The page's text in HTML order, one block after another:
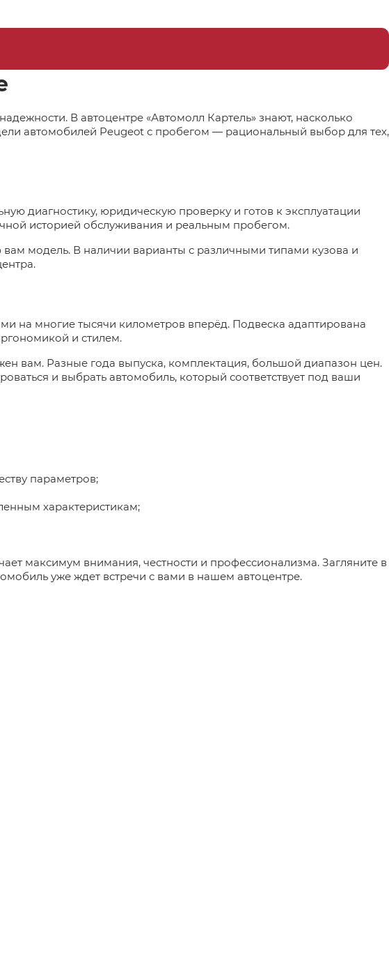
В автоцентре «Автомолл Картель» знают, насколько
автомобилей Peugeot с пробегом — рациональный выбор для тех,
диагностику, юридическую проверку и готов к эксплуатации
историей обслуживания и реальным пробегом.
модель. В наличии варианты с различными типами кузова и
на многие тысячи километров вперёд. Подвеска адаптирована
и стилем.
вам. Разные года выпуска, комплектация, большой диапазон цен.
и выбрать автомобиль, который соответствует под ваши
параметров;
характеристикам;
максимум внимания, честности и профессионализма. Загляните в
уже ждет встречи с вами в нашем автоцентре.